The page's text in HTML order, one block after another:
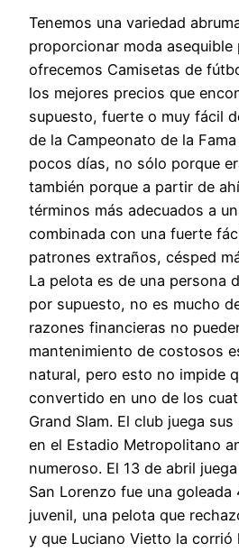
Tenemos una variedad
proporcionar moda asequible
ofrecemos Camisetas de
los mejores precios que
supuesto, fuerte o muy fácil
de la Campeonato de la
pocos días, no sólo porque
también porque a partir de
términos más adecuados a
combinada con una fuerte
patrones extraños, césped
La pelota es de una persona
por supuesto, no es mucho
razones financieras no
mantenimiento de costosos
natural, pero esto no impide
convertido en uno de los
Grand Slam. El club juega
en el Estadio Metropolitano
numeroso. El 13 de abril
San Lorenzo fue una
juvenil, una pelota que
y que Luciano Vietto la corrió